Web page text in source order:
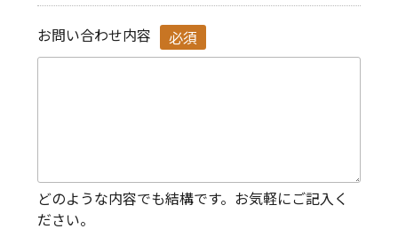
お問い合わせ内容 必須
どのような内容でも結構です。お気軽にご記入く
ださい。